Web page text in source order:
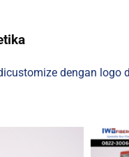
dengan logo